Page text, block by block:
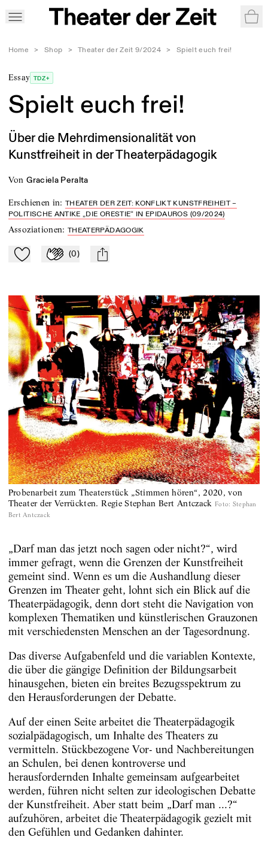
Home > Shop > Theater der Zeit 9/2024 > Spielt euch frei!
Essay TDZ+
Spielt euch frei!
Über die Mehrdimensionalität von
Kunstfreiheit in der Theaterpädagogik
von Graciela Peralta
Erschienen in:THEATER DER ZEIT: KONFLIKT KUNSTFREIHEIT –
POLITISCHE ANTIKE „DIE ORESTIE“ IN EPIDAUROS (09/2024)
Assoziationen:THEATERPÄDAGOGIK
Zu Mein-TdZ hinzufügen
Applaudieren
(0) mail
Probenarbeit zum Theaterstück „Stimmen hören“, 2020, von
Theater der Verrückten. Regie Stephan Bert Antczack Foto: Stephan
Bert Antczack
„Darf man das jetzt noch sagen oder nicht?“, wird
immer gefragt, wenn die Grenzen der Kunstfreiheit
gemeint sind. Wenn es um die Aushandlung dieser
Grenzen im Theater geht, lohnt sich ein Blick auf die
Theaterpädagogik, denn dort steht die Navigation von
komplexen Thematiken und künstlerischen Grauzonen
mit verschiedensten Menschen an der Tagesordnung.
Das diverse Aufgabenfeld und die variablen Kontexte,
die über die gängige Definition der Bildungsarbeit
hinausgehen, bieten ein breites Bezugsspektrum zu
den Herausforderungen der Debatte.
Auf der einen Seite arbeitet die Theaterpädagogik
sozialpädagogisch, um Inhalte des Theaters zu
vermitteln. Stückbezogene Vor- und Nachbereitungen
an Schulen, bei denen kontroverse und
herausfordernden Inhalte gemeinsam aufgearbeitet
werden, führen nicht selten zur ideologischen Debatte
der Kunstfreiheit. Aber statt beim „Darf man ...?“
aufzuhören, arbeitet die Theaterpädagogik gezielt mit
den Gefühlen und Gedanken dahinter.